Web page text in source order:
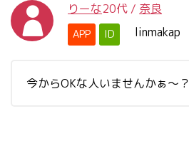
りーな20代 / 奈良
APP ID linmakap
今からOKな人いませんかぁ～？